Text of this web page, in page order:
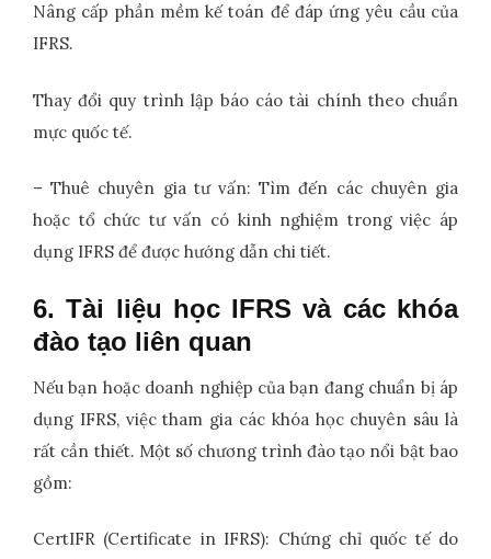
Nâng cấp phần mềm kế toán để đáp ứng yêu cầu của
IFRS.
Thay đổi quy trình lập báo cáo tài chính theo chuẩn
mực quốc tế.
– Thuê chuyên gia tư vấn: Tìm đến các chuyên gia
hoặc tổ chức tư vấn có kinh nghiệm trong việc áp
dụng IFRS để được hướng dẫn chi tiết.
6. Tài liệu học IFRS và các khóa
đào tạo liên quan
Nếu bạn hoặc doanh nghiệp của bạn đang chuẩn bị áp
dụng IFRS, việc tham gia các khóa học chuyên sâu là
rất cần thiết. Một số chương trình đào tạo nổi bật bao
gồm:
CertIFR (Certificate in IFRS): Chứng chỉ quốc tế do